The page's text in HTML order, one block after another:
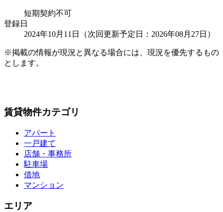
短期契約不可
登録日
2024年10月11日（次回更新予定日：2026年08月27日）
※掲載の情報が現況と異なる場合には、現況を優先するもの
とします。
賃貸物件カテゴリ
アパート
一戸建て
店舗・事務所
駐車場
借地
マンション
エリア